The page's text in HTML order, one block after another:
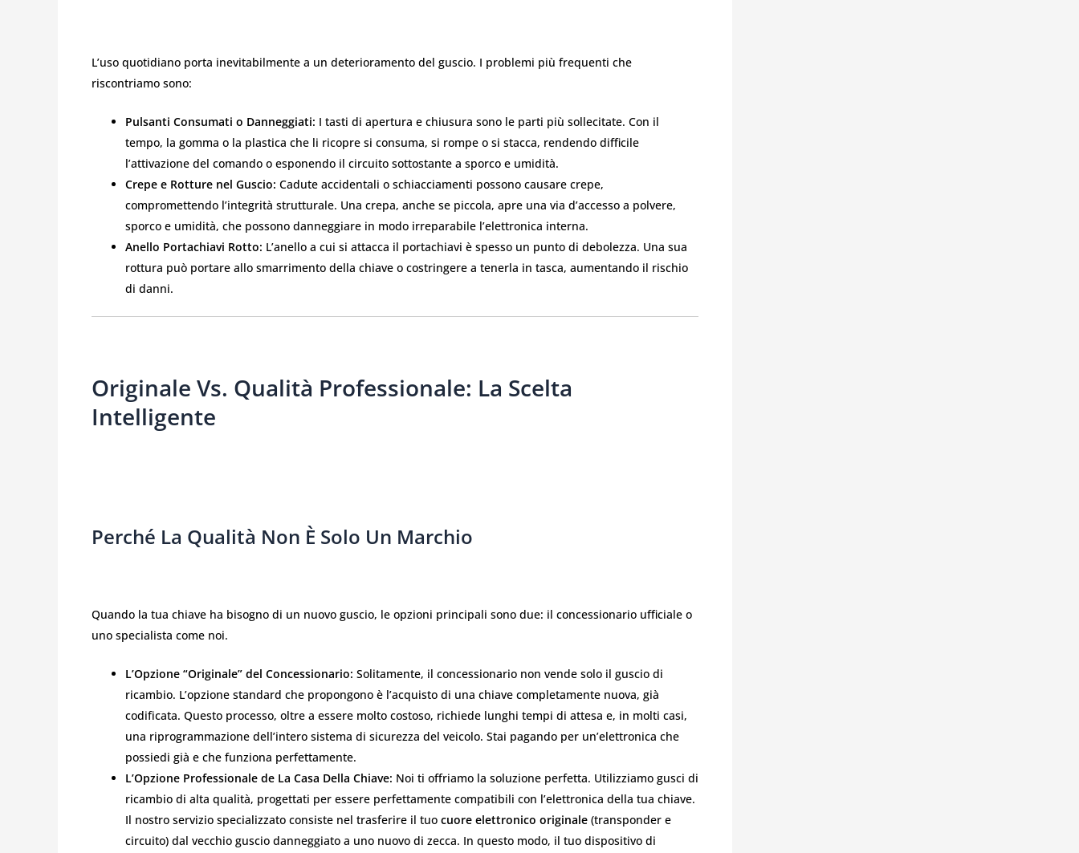
L’uso quotidiano porta inevitabilmente a un deterioramento del guscio. I problemi più frequenti che
riscontriamo sono:
Pulsanti Consumati o Danneggiati: I tasti di apertura e chiusura sono le parti più sollecitate. Con il
tempo, la gomma o la plastica che li ricopre si consuma, si rompe o si stacca, rendendo difficile
l’attivazione del comando o esponendo il circuito sottostante a sporco e umidità.
Crepe e Rotture nel Guscio: Cadute accidentali o schiacciamenti possono causare crepe,
compromettendo l’integrità strutturale. Una crepa, anche se piccola, apre una via d’accesso a polvere,
sporco e umidità, che possono danneggiare in modo irreparabile l’elettronica interna.
Anello Portachiavi Rotto: L’anello a cui si attacca il portachiavi è spesso un punto di debolezza. Una sua
rottura può portare allo smarrimento della chiave o costringere a tenerla in tasca, aumentando il rischio
di danni.
Originale Vs. Qualità Professionale: La Scelta
Intelligente
Perché La Qualità Non È Solo Un Marchio
Quando la tua chiave ha bisogno di un nuovo guscio, le opzioni principali sono due: il concessionario ufficiale o
uno specialista come noi.
L’Opzione “Originale” del Concessionario: Solitamente, il concessionario non vende solo il guscio di
ricambio. L’opzione standard che propongono è l’acquisto di una chiave completamente nuova, già
codificata. Questo processo, oltre a essere molto costoso, richiede lunghi tempi di attesa e, in molti casi,
una riprogrammazione dell’intero sistema di sicurezza del veicolo. Stai pagando per un’elettronica che
possiedi già e che funziona perfettamente.
L’Opzione Professionale de La Casa Della Chiave: Noi ti offriamo la soluzione perfetta. Utilizziamo gusci di
ricambio di alta qualità, progettati per essere perfettamente compatibili con l’elettronica della tua chiave.
Il nostro servizio specializzato consiste nel trasferire il tuo cuore elettronico originale (transponder e
circuito) dal vecchio guscio danneggiato a uno nuovo di zecca. In questo modo, il tuo dispositivo di